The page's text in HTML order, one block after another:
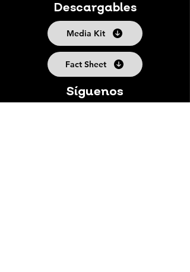
Descargables
Media Kit
Fact Sheet
Síguenos